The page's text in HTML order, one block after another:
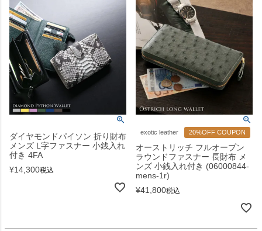
ダイヤモンドパイソン 折り財布
メンズ L字ファスナー 小銭入れ
付き 4FA
¥14,300税込
exotic leather 20%OFF COUPON
オーストリッチ フルオープン
ラウンドファスナー 長財布 メ
ンズ 小銭入れ付き (06000844-
mens-1r)
¥41,800税込